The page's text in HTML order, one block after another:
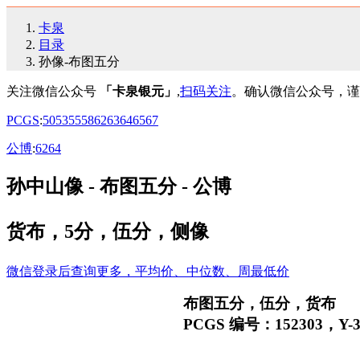
卡泉
目录
孙像-布图五分
关注微信公众号 「卡泉银元」 ,扫码关注。确认微信公众号，
PCGS:505355586263646567
公博:6264
孙中山像 - 布图五分 - 公博
货布，5分，伍分，侧像
微信登录后查询更多，平均价、中位数、周最低价
布图五分，伍分，货布
PCGS 编号：152303，Y-